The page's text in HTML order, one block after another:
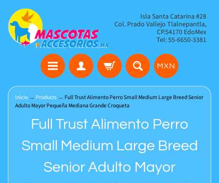
Isla Santa Catarina #28
Col. Prado Vallejo Tlalnepantla,
CP.54170 EdoMex
Tel: 55-6650-3381
MXN
Inicio → Products → Full Trust Alimento Perro Small Medium Large Breed Senior
Adulto Mayor Pequeña Mediana Grande Croqueta
Full Trust Alimento Perro
Small Medium Large Breed
Senior Adulto Mayor